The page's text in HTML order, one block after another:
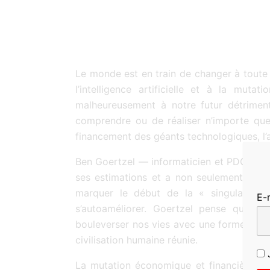
Le monde est en train de changer à
l’intelligence artificielle et à la
malheureusement à notre futur
comprendre ou de réaliser n’importe
financement des géants technologiques,
Ben Goertzel — informaticien et PDG de
ses estimations et a non seulement
marquer le début de la « singularité
s’autoaméliorer. Goertzel pense
bouleverser nos vies avec une forme
civilisation humaine réunie.
La mutation économique et financière
E-